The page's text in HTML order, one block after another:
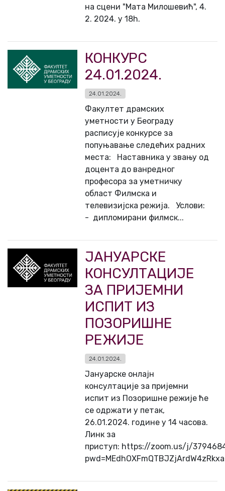
на сцени "Мата Милошевић", 4.
2. 2024. у 18h.
КОНКУРС
24.01.2024.
24.01.2024.
Факултет драмских
уметности у Београду
расписује конкурсе за
попуњавање следећих радних
места: Наставникa у звању од
доцента до ванредног
професора за уметничку
област Филмска и
телевизијска режија. Услови:
- дипломирани филмск...
ЈАНУАРСКЕ
КОНСУЛТАЦИЈЕ
ЗА ПРИЈЕМНИ
ИСПИТ ИЗ
ПОЗОРИШНЕ
РЕЖИЈЕ
24.01.2024.
Јануарске онлајн
консултације за пријемни
испит из Позоришне режије ће
се одржати у петак,
26.01.2024. године у 14 часова.
Линк за
приступ: https://zoom.us/j/